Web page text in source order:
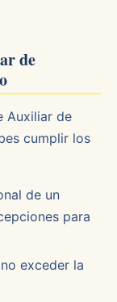
de
Auxiliar de
cumplir los
de un
para
exceder la